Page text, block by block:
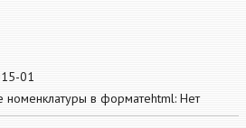
01
номенклатуры в форматеhtml: Нет